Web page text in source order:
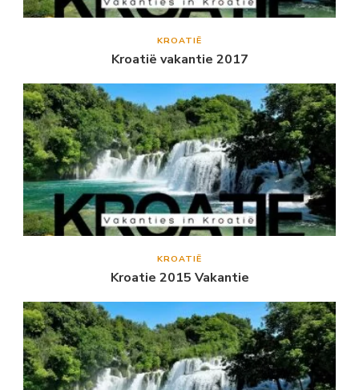
KROATIË
Kroatië vakantie 2017
KROATIË
Kroatie 2015 Vakantie